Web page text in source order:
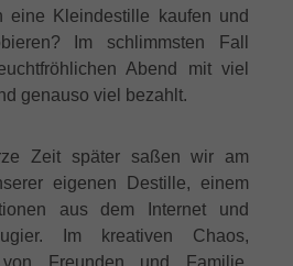
eine Kleindestille kaufen und
Im schlimmsten Fall
Abend mit viel
genauso viel bezahlt.
Zeit später saßen wir am
eigenen Destille, einem
aus dem Internet und
Im kreativen Chaos,
Freunden und Familie,